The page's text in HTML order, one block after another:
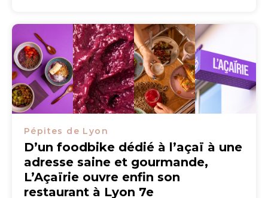
Pépites de Lyon
D’un foodbike dédié à l’açaï à une
adresse saine et gourmande,
L’Açaïrie ouvre enfin son
restaurant à Lyon 7e